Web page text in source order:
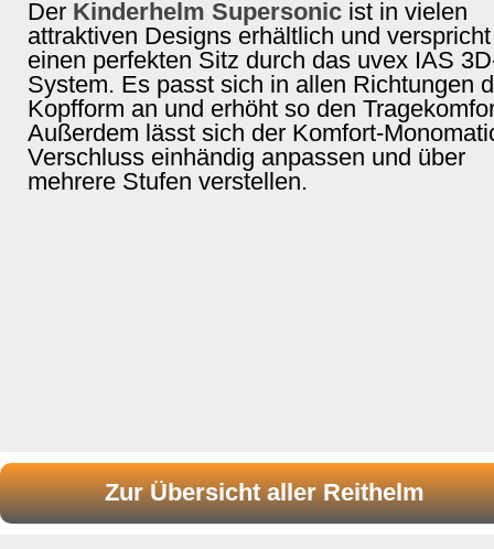
Der Kinderhelm Supersonic ist in vielen
attraktiven Designs erhältlich und verspricht
einen perfekten Sitz durch das uvex IAS
System. Es passt sich in allen Richtungen
Kopfform an und erhöht so den
Außerdem lässt sich der Komfort-
Verschluss einhändig anpassen und über
mehrere Stufen verstellen.